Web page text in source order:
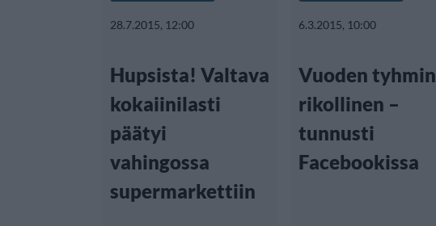
28.7.2015, 12:00
Hupsista! Valtava
kokaiinilasti
päätyi
vahingossa
supermarkettiin
6.3.2015, 10:00
Vuoden tyhmin
rikollinen –
tunnusti
Facebookissa